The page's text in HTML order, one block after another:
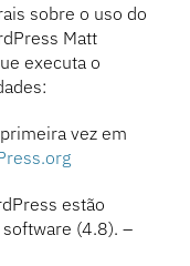
sobre o uso do
Matt
executa o
vez em
estão
(4.8). –